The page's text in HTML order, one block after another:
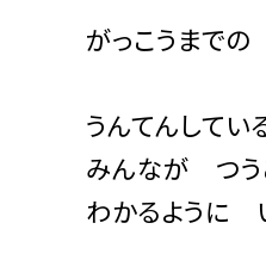
がっこうまで
うんてんして
みんなが つう
わかるように